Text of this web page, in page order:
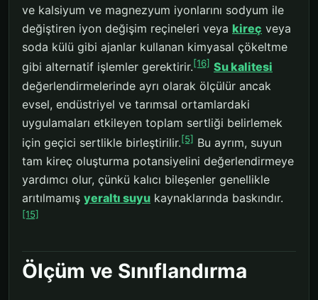
ve kalsiyum ve magnezyum iyonlarını sodyum ile
değiştiren iyon değişim reçineleri veya kireç veya
soda külü gibi ajanlar kullanan kimyasal çökeltme
gibi alternatif işlemler gerektirir.[16] Su kalitesi
değerlendirmelerinde ayrı olarak ölçülür ancak
evsel, endüstriyel ve tarımsal ortamlardaki
uygulamaları etkileyen toplam sertliği belirlemek
için geçici sertlikle birleştirilir.[5] Bu ayrım, suyun
tam kireç oluşturma potansiyelini değerlendirmeye
yardımcı olur, çünkü kalıcı bileşenler genellikle
arıtılmamış yeraltı suyu kaynaklarında baskındır.
[15]
Ölçüm ve Sınıflandırma